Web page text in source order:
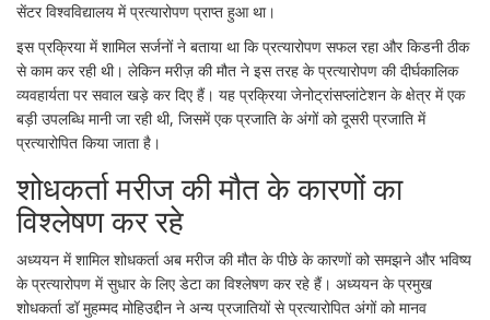
सेंटर विश्वविद्यालय में प्रत्यारोपण प्राप्त हुआ था।
इस प्रक्रिया में शामिल सर्जनों ने बताया था कि प्रत्यारोपण सफल रहा और किडनी ठीक
से काम कर रही थी। लेकिन मरीज़ की मौत ने इस तरह के प्रत्यारोपण की दीर्घकालिक
व्यवहार्यता पर सवाल खड़े कर दिए हैं। यह प्रक्रिया जेनोट्रांसप्लांटेशन के क्षेत्र में एक
बड़ी उपलब्धि मानी जा रही थी, जिसमें एक प्रजाति के अंगों को दूसरी प्रजाति में
प्रत्यारोपित किया जाता है।
शोधकर्ता मरीज की मौत के कारणों का
विश्लेषण कर रहे
अध्ययन में शामिल शोधकर्ता अब मरीज की मौत के पीछे के कारणों को समझने और भविष्य
के प्रत्यारोपण में सुधार के लिए डेटा का विश्लेषण कर रहे हैं। अध्ययन के प्रमुख
शोधकर्ता डॉ मुहम्मद मोहिउद्दीन ने अन्य प्रजातियों से प्रत्यारोपित अंगों को मानव